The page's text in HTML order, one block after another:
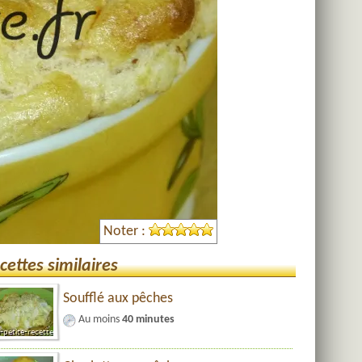
Noter :
similaires
Soufflé aux pêches
Au moins 40 minutes